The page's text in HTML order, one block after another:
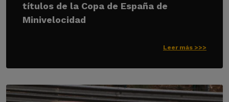
títulos de la Copa de España de
Minivelocidad
Leer más >>>